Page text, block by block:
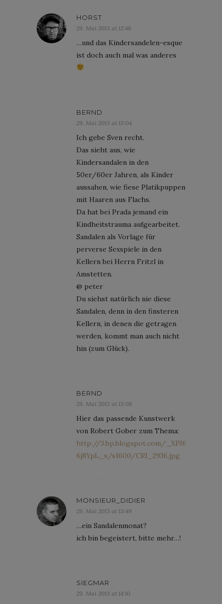
HORST
29. Mai 2013 at 12:48
…und das Kindersandelen-esque
ist doch auch mal was anderes
BERND
29. Mai 2013 at 13:04
Ich gebe Sven recht.
Das sieht aus, wie
Kindersandalen in den
50er/60er Jahren, als Kinder
aussahen, wie fiese Platikpuppen
mit Haaren aus Flachs.
Da hat bei Prada jemand ein
Kindheitstrauma aufgearbeitet.
Sandalen als Vorlage für
perverse Sexspiele in den
Kellern bei Herrn Fritzl in
Amstetten.
@ peter
Du siehst natürlich nie diese
Sandalen, denn in den finsteren
Kellern, in denen die getragen
werden, kommt man auch nicht
hin (zum Glück).
BERND
29. Mai 2013 at 13:08
Hier das passende Kunstwerk
von Robert Gober zum Thema:
http://3.bp.blogspot.com/_XPJ6CdIa1Z8/
6j8YpL_s/s1600/CRI_2936.jpg
MONSIEUR_DIDIER
29. Mai 2013 at 13:49
…ein Sandalenmonat?
ich bin begeistert, bitte mehr…!
SIEGMAR
29. Mai 2013 at 14:10